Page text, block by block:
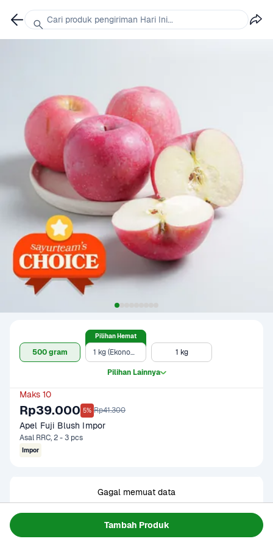
Tambah Produk
500 gram 1 kg (Ekonomis)
Pilihan Hemat
1 kg
Pilihan Lainnya
Maks 10
Rp39.000 5% Rp41.300
Apel Fuji Blush Impor
Asal RRC, 2 - 3 pcs
Impor
Gagal memuat data
Cari produk pengiriman Hari Ini...